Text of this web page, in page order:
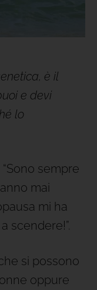
è il
e devi
lo
sempre
mai
mi ha
scendere!”.
si possono
oppure